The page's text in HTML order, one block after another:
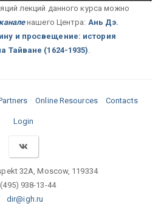
лекций данного курса можно
нашего Центра: Ань Дэ.
и просвещение: история
Тайване (1624-1935)
Online Resources Contacts
Login
32A, Moscow, 119334
938-13-44
dir@igh.ru